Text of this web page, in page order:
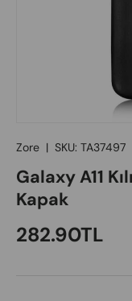
Zore | SKU: TA37497
Galaxy A11
Kapak
Regular price
282.90TL